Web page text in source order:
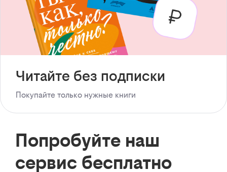
Читайте без подписки
Покупайте только нужные книги
Попробуйте наш
сервис бесплатно